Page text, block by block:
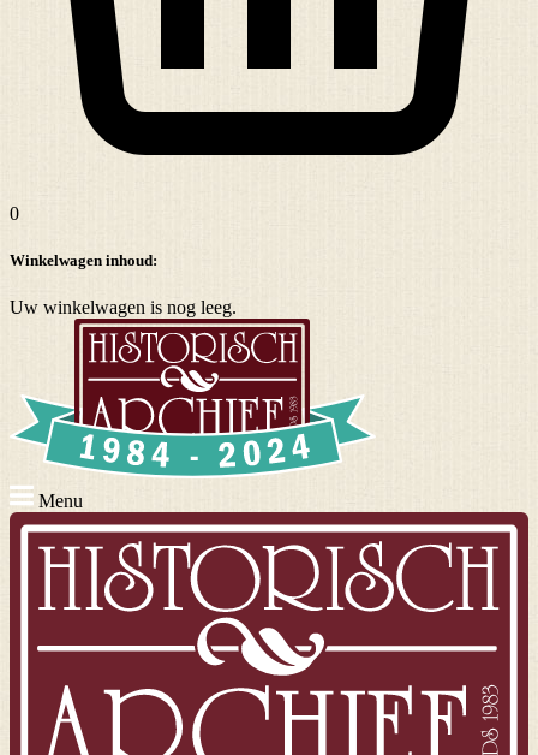
0
Winkelwagen inhoud:
Uw winkelwagen is nog leeg.
Menu